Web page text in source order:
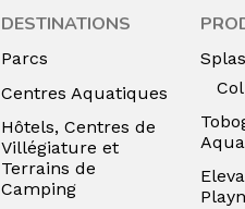
DESTINATIONS
Parcs
Centres Aquatiques
Hôtels, Centres de
Villégiature et
Terrains de
Camping